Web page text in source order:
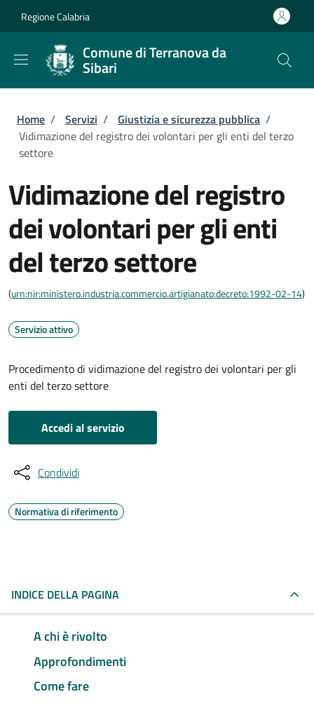
Regione Calabria
Comune di Terranova da
Sibari
Briciole di pane
Home / Servizi / Giustizia e sicurezza pubblica /
Vidimazione del registro dei volontari per gli enti del terzo
settore
Vidimazione del registro
dei volontari per gli enti
del terzo settore
(urn:nir:ministero.industria.commercio.artigianato:decreto:1992-02-14)
Servizio attivo
Procedimento di vidimazione del registro dei volontari per gli
enti del terzo settore
Accedi al servizio
Condividi
Normativa di riferimento
INDICE DELLA PAGINA
A chi è rivolto
Approfondimenti
Come fare